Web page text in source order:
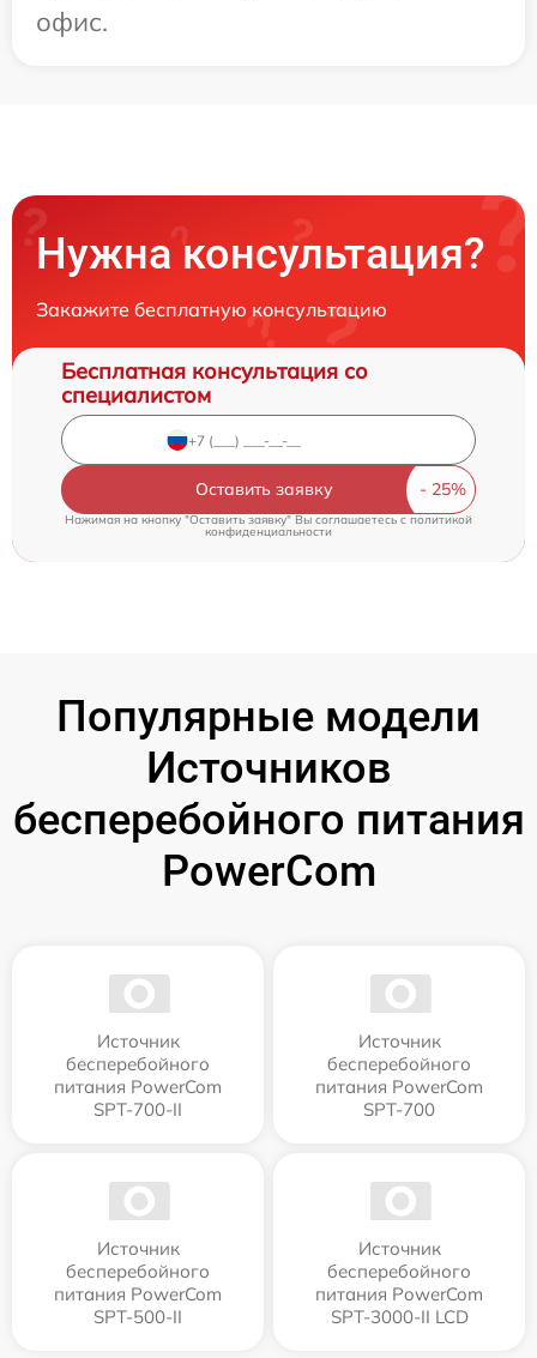
офис.
Нужна консультация?
Закажите бесплатную консультацию
Бесплатная консультация со
специалистом
Оставить заявку
Нажимая на кнопку "Оставить заявку" Вы соглашаетесь cполитикой
конфиденциальности
Популярные модели
Источников
бесперебойного питания
PowerCom
Источник
бесперебойного
питания PowerCom
SPT-700-II
Источник
бесперебойного
питания PowerCom
SPT-700
Источник
бесперебойного
питания PowerCom
SPT-500-II
Источник
бесперебойного
питания PowerCom
SPT-3000-II LCD